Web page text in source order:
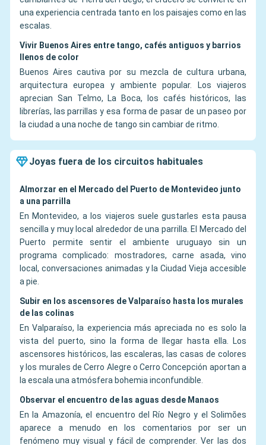
una experiencia centrada tanto en los paisajes como en las
escalas.
Vivir Buenos Aires entre tango, cafés antiguos y barrios
llenos de color
Buenos Aires cautiva por su mezcla de cultura urbana,
arquitectura europea y ambiente popular. Los viajeros
aprecian San Telmo, La Boca, los cafés históricos, las
librerías, las parrillas y esa forma de pasar de un paseo por
la ciudad a una noche de tango sin cambiar de ritmo.
Joyas fuera de los circuitos habituales
Almorzar en el Mercado del Puerto de Montevideo junto
a una parrilla
En Montevideo, a los viajeros suele gustarles esta pausa
sencilla y muy local alrededor de una parrilla. El Mercado del
Puerto permite sentir el ambiente uruguayo sin un
programa complicado: mostradores, carne asada, vino
local, conversaciones animadas y la Ciudad Vieja accesible
a pie.
Subir en los ascensores de Valparaíso hasta los murales
de las colinas
En Valparaíso, la experiencia más apreciada no es solo la
vista del puerto, sino la forma de llegar hasta ella. Los
ascensores históricos, las escaleras, las casas de colores
y los murales de Cerro Alegre o Cerro Concepción aportan a
la escala una atmósfera bohemia inconfundible.
Observar el encuentro de las aguas desde Manaos
En la Amazonía, el encuentro del Río Negro y el Solimões
aparece a menudo en los comentarios por ser un
fenómeno muy visual y fácil de comprender. Ver las dos